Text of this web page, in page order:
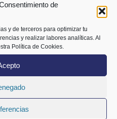
de
y de terceros para optimizar tu
y realizar labores analíticas. Al
Política de Cookies.
ventajosas, con
en concreto,
de manera totalmente
de descuento en
IPAR VENDING
GROUP